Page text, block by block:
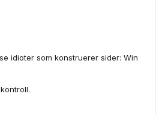
idioter som konstruerer sider: Win